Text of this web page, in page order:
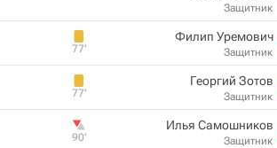
Защитник
Филип Уремович
Защитник
77‎’‎
Георгий Зотов
Защитник
77‎’‎
Илья Самошников
Защитник
90‎’‎